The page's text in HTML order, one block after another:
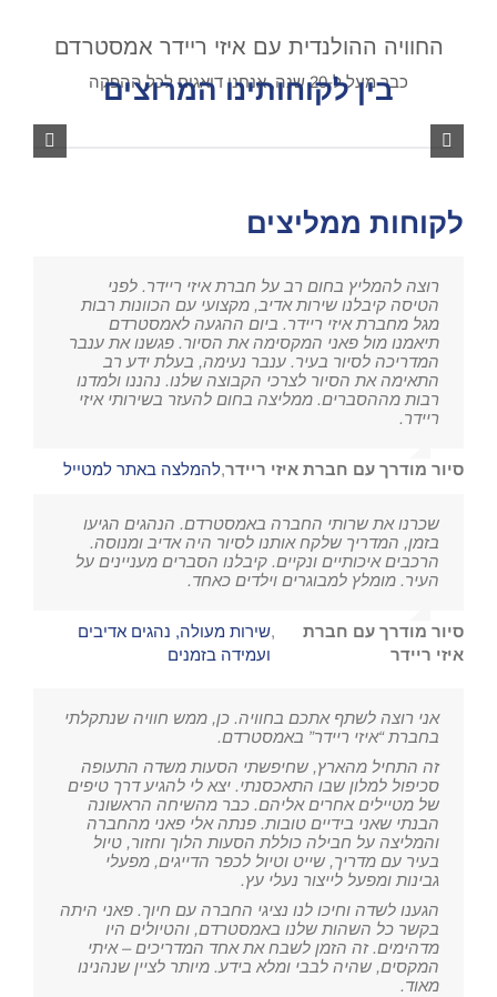
החוויה ההולנדית עם איזי ריידר אמסטרדם
כבר מעל ל-20 שנה, אנחנו דואגים לכל ההפקה
בין לקוחותינו המרוצים
לקוחות ממליצים
רוצה להמליץ בחום רב על חברת איזי ריידר. לפני
הטיסה קיבלנו שירות אדיב, מקצועי עם הכוונות רבות
מגל מחברת איזי ריידר. ביום ההגעה לאמסטרדם
תיאמנו מול פאני המקסימה את הסיור. פגשנו את ענבר
המדריכה לסיור בעיר. ענבר נעימה, בעלת ידע רב
התאימה את הסיור לצרכי הקבוצה שלנו. נהננו ולמדנו
רבות מההסברים. ממליצה בחום להעזר בשירותי איזי
ריידר.
סיור מודרך עם חברת איזי ריידר,להמלצה באתר למטייל
שכרנו את שרותי החברה באמסטרדם. הנהגים הגיעו
בזמן, המדריך שלקח אותנו לסיור היה אדיב ומנוסה.
הרכבים איכותיים ונקיים. קיבלנו הסברים מעניינים על
העיר. מומלץ למבוגרים וילדים כאחד.
סיור מודרך עם חברת
איזי ריידר
,שירות מעולה, נהגים אדיבים
ועמידה בזמנים
אני רוצה לשתף אתכם בחוויה. כן, ממש חוויה שנתקלתי
בחברת “איזי ריידר” באמסטרדם.
זה התחיל מהארץ, שחיפשתי הסעות משדה התעופה
סכיפול למלון שבו התאכסנתי. יצא לי להגיע דרך טיפים
של מטיילים אחרים אליהם. כבר מהשיחה הראשונה
הבנתי שאני בידיים טובות. פנתה אלי פאני מהחברה
והמליצה על חבילה כוללת הסעות הלוך וחזור, טיול
בעיר עם מדריך, שייט וטיול לכפר הדייגים, מפעלי
גבינות ומפעל לייצור נעלי עץ.
הגענו לשדה וחיכו לנו נציגי החברה עם חיוך. פאני היתה
בקשר כל השהות שלנו באמסטרדם, והטיולים היו
מדהימים. זה הזמן לשבח את אחד המדריכים – איתי
המקסים, שהיה לבבי ומלא בידע. מיותר לציין שנהנינו
מאוד.